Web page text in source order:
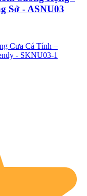
Sở - ASNU03